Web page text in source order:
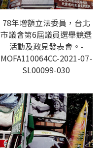
78年增額立法委員，台北
市議會第6屆議員選舉競選
活動及政見發表會。-
MOFA110064CC-2021-07-
SL00099-030